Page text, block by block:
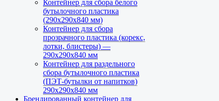
Контейнер для сбора белого
бутылочного пластика
(290х290х840 мм)
Контейнер для сбора
прозрачного пластика (корекс,
лотки, блистеры) —
290х290х840 мм
Контейнер для раздельного
сбора бутылочного пластика
(ПЭТ-бутылки от напитков)
290х290х840 мм
Брендированный контейнер для